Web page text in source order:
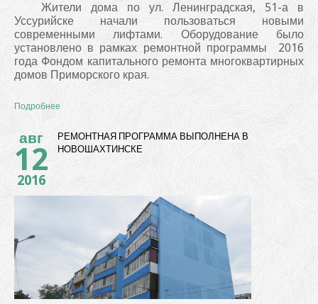
Жители дома по ул. Ленинградская, 51-а в
Уссурийске начали пользоваться новыми
современными лифтами. Оборудование было
установлено в рамках ремонтной программы 2016
года Фондом капитального ремонта многоквартирных
домов Приморского края.
Подробнее
авг
12
2016
РЕМОНТНАЯ ПРОГРАММА ВЫПОЛНЕНА В
НОВОШАХТИНСКЕ